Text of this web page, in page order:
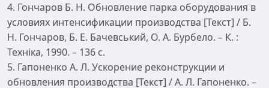
4. Гончаров Б. Н. Обновление парка оборудования в
условиях интенсификации производства [Текст] / Б.
Н. Гончаров, Б. Е. Бачевський, О. А. Бурбело. – К. :
Техніка, 1990. – 136 с.
5. Гапоненко А. Л. Ускорение реконструкции и
обновления производства [Текст] / А. Л. Гапоненко. –